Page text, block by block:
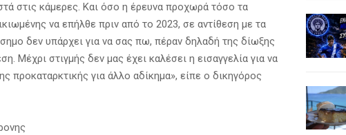
στις κάμερες. Και όσο η έρευνα προχωρά τόσο τα
να επήλθε πριν από το 2023, σε αντίθεση με τα
δεν υπάρχει για να σας πω, πέραν δηλαδή της δίωξης
Μέχρι στιγμής δεν μας έχει καλέσει η εισαγγελία για να
προκαταρκτικής για άλλο αδίκημα», είπε ο δικηγόρος